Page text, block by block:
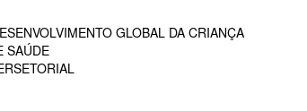
GLOBAL DA CRIANÇA
SAÚDE